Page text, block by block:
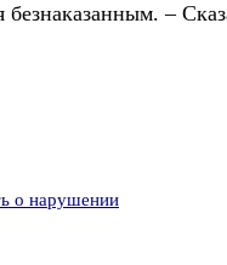
безнаказанным. –
о нарушении